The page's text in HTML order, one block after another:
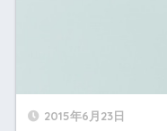
2015年6月23日